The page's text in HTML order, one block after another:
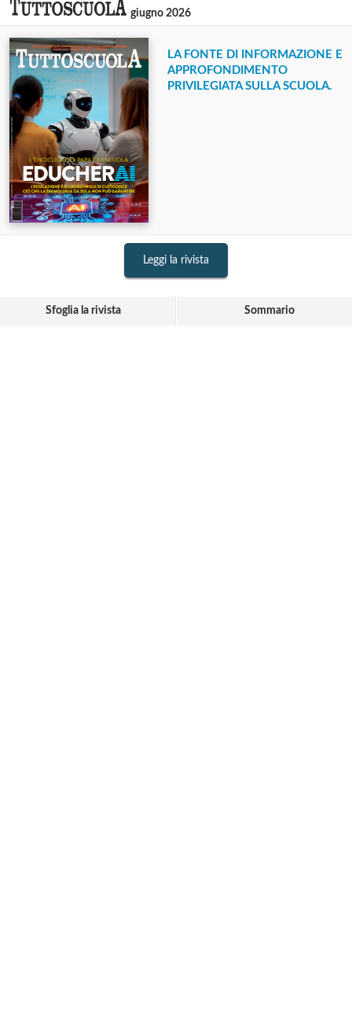
giugno 2026
LA FONTE DI INFORMAZIONE E
APPROFONDIMENTO
PRIVILEGIATA SULLA SCUOLA.
Leggi la rivista
Sfoglia la rivista Sommario